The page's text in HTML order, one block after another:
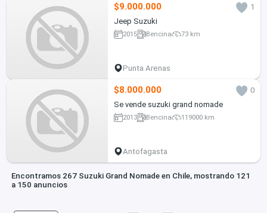
$9.000.000
1
Jeep Suzuki
2015 Bencina 73 km
Punta Arenas
$8.000.000
0
Se vende suzuki grand nomade
2013 Bencina 119000 km
Antofagasta
Encontramos 267 Suzuki Grand Nomade en Chile, mostrando 121
a 150 anuncios